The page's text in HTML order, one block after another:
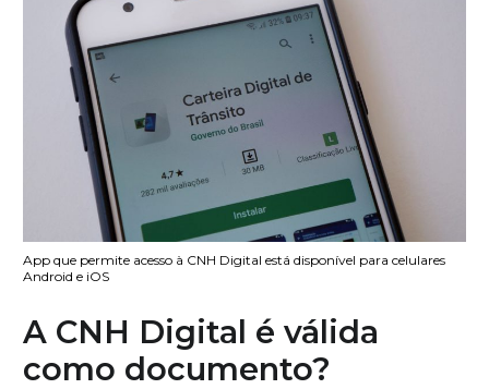
App que permite acesso à CNH Digital está disponível para celulares
Android e iOS
A CNH Digital é válida
como documento?